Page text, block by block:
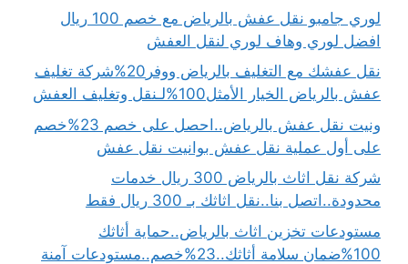
لوري جامبو نقل عفش بالرياض مع خصم 100 ريال
افضل لوري وهاف لوري لنقل العفش
نقل عفشك مع التغليف بالرياض ووفر20%شركة تغليف
عفش بالرياض الخيار الأمثل100%لـنقل وتغليف العفش
ونيت نقل عفش بالرياض..احصل على خصم 23%خصم
على أول عملية نقل عفش بوانيت نقل عفش
شركة نقل اثاث بالرياض 300 ريال خدمات
محدودة..اتصل بنا..نقل اثاثك بـ 300 ريال فقط
مستودعات تخزين اثاث بالرياض..حماية أثاثك
100%ضمان سلامة أثاثك..23%خصم..مستودعات آمنة